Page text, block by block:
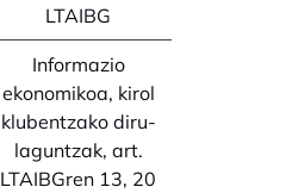
LTAIBG
Informazio
ekonomikoa, kirol
klubentzako diru-
laguntzak, art.
LTAIBGren 13, 20